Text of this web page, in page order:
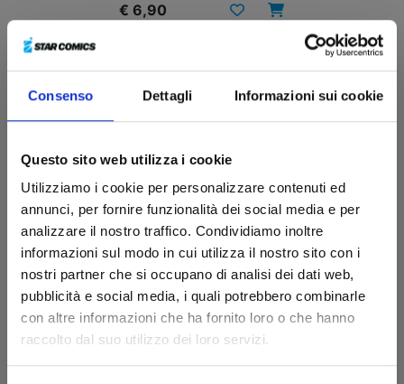
Consenso Dettagli Informazioni sui cookie
Questo sito web utilizza i cookie
Utilizziamo i cookie per personalizzare contenuti ed
annunci, per fornire funzionalità dei social media e per
analizzare il nostro traffico. Condividiamo inoltre
informazioni sul modo in cui utilizza il nostro sito con i
nostri partner che si occupano di analisi dei dati web,
pubblicità e social media, i quali potrebbero combinarle
con altre informazioni che ha fornito loro o che hanno
raccolto dal suo utilizzo dei loro servizi.
€ 6,90
IL DURO LAVORO DI MUSUBU n. 7